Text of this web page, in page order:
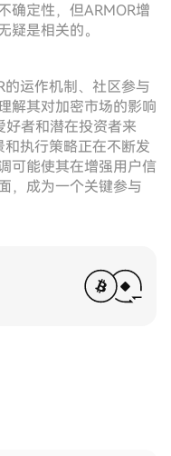
确定性，但ARMOR增
疑是相关的。
的运作机制、社区参与
解其对加密市场的影响
好者和潜在投资者来
和执行策略正在不断发
可能使其在增强用户信
，成为一个关键参与